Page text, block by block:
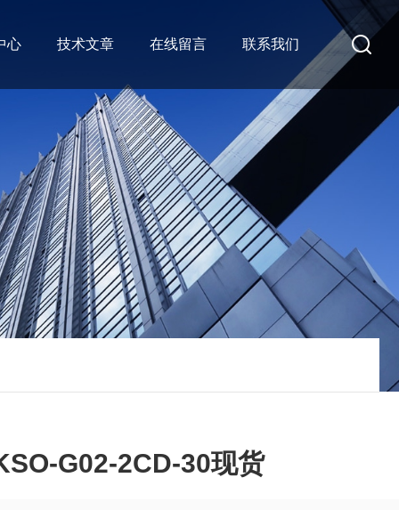
心 技术文章 在线留言 联系我们
G02-2CD-30现货